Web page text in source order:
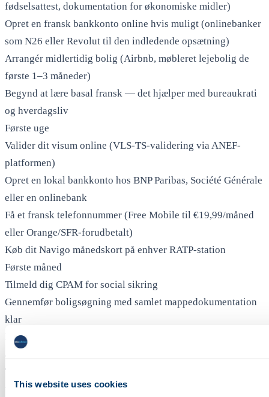
This website uses cookies
fødselsattest, dokumentation for økonomiske midler)
Opret en fransk bankkonto online hvis muligt (onlinebanker
som N26 eller Revolut til den indledende opsætning)
Arrangér midlertidig bolig (Airbnb, møbleret lejebolig de
første 1–3 måneder)
Begynd at lære basal fransk — det hjælper med bureaukrati
og hverdagsliv
Første uge
Valider dit visum online (VLS-TS-validering via ANEF-
platformen)
Opret en lokal bankkonto hos BNP Paribas, Société Générale
eller en onlinebank
Få et fransk telefonnummer (Free Mobile til €19,99/måned
eller Orange/SFR-forudbetalt)
Køb dit Navigo månedskort på enhver RATP-station
Første måned
Tilmeld dig CPAM for social sikring
Gennemfør boligsøgning med samlet mappedokumentation
klar
Besøg dit arrondissements mairie for lokale services,
affaldsindsamling og fordele for beboere
Tilmeld dig forsyningsselskaber (EDF til el, vand via din
udlejer)